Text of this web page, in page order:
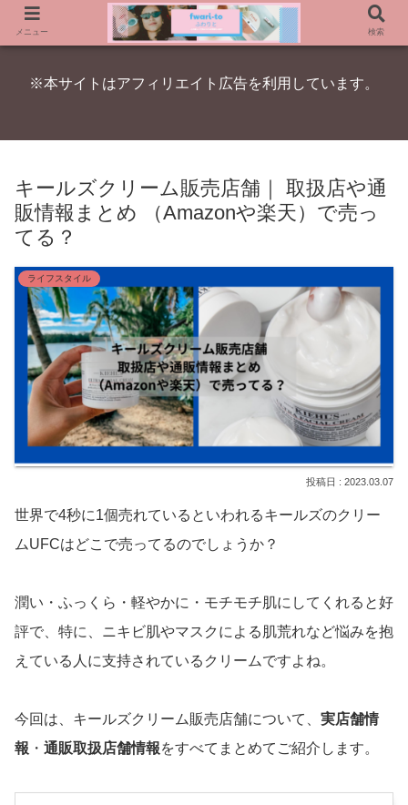
※本サイトはアフィリエイト広告を利用しています。
キールズクリーム販売店舗｜ 取扱店や通
販情報まとめ （Amazonや楽天）で売っ
てる？
ライフスタイル
2023.03.07
世界で4秒に1個売れているといわれるキールズのクリー
ムUFCはどこで売ってるのでしょうか？
潤い・ふっくら・軽やかに・モチモチ肌にしてくれると好
評で、特に、ニキビ肌やマスクによる肌荒れなど悩みを抱
えている人に支持されているクリームですよね。
今回は、キールズクリーム販売店舗について、 実店舗情
報 ・ 通販取扱店舗情報をすべてまとめてご紹介します。
メニュー 検索